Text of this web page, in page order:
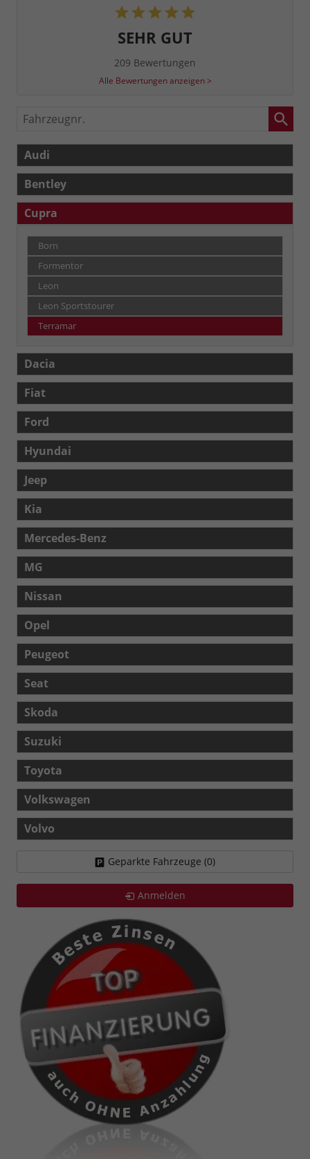
SEHR GUT
209 Bewertungen
Alle Bewertungen anzeigen >
Fahrzeugnr.
Audi
Bentley
Cupra
Born
Formentor
Leon
Leon Sportstourer
Terramar
Dacia
Fiat
Ford
Hyundai
Jeep
Kia
Mercedes-Benz
MG
Nissan
Opel
Peugeot
Seat
Skoda
Suzuki
Toyota
Volkswagen
Volvo
Geparkte Fahrzeuge (0)
Anmelden